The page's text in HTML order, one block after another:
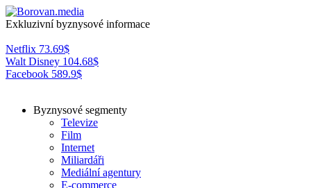
Exkluzivní byznysové informace
Netflix 73.69$
Walt Disney 104.68$
Facebook 589.9$
Byznysové segmenty
Televize
Film
Internet
Miliardáři
Mediální agentury
E-commerce